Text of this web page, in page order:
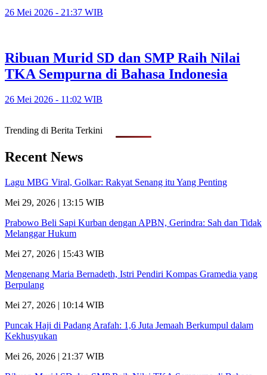
26 Mei 2026 - 21:37 WIB
Ribuan Murid SD dan SMP Raih Nilai
TKA Sempurna di Bahasa Indonesia
26 Mei 2026 - 11:02 WIB
Trending di Berita Terkini
Recent News
Lagu MBG Viral, Golkar: Rakyat Senang itu Yang Penting
Mei 29, 2026 | 13:15 WIB
Prabowo Beli Sapi Kurban dengan APBN, Gerindra: Sah dan Tidak
Melanggar Hukum
Mei 27, 2026 | 15:43 WIB
Mengenang Maria Bernadeth, Istri Pendiri Kompas Gramedia yang
Berpulang
Mei 27, 2026 | 10:14 WIB
Puncak Haji di Padang Arafah: 1,6 Juta Jemaah Berkumpul dalam
Kekhusyukan
Mei 26, 2026 | 21:37 WIB